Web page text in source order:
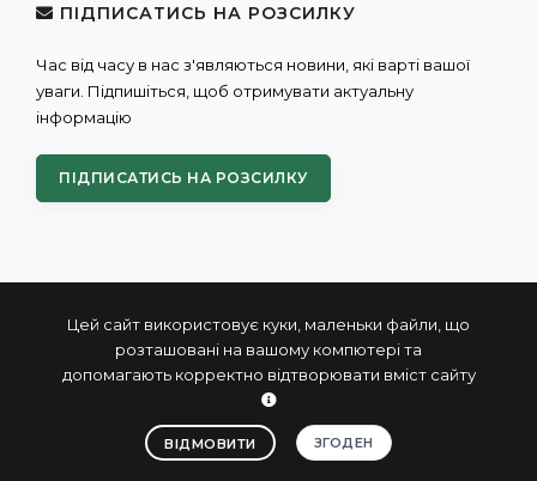
Цей сайт використовує куки, маленьки файли, що
розташовані на вашому компютері та
допомагають корректно відтворювати вміст сайту
ВІДМОВИТИ ЗГОДЕН
ПІДПИСАТИСЬ НА РОЗСИЛКУ
Час від часу в нас з'являються новини, які варті вашої
уваги. Підпишіться, щоб отримувати актуальну
інформацію
ПІДПИСАТИСЬ НА РОЗСИЛКУ
© 2004 - 2026 ПРОКСИС™ - промислові комп'ютери та
системи